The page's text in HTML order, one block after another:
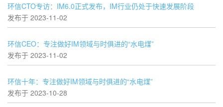
环信CTO专访：IM6.0正式发布，IM行业仍处于快速发展阶段
发布于 2023-11-02
环信CEO：专注做好IM领域与时俱进的“水电煤”
发布于 2023-11-02
环信十年：专注做好IM领域与时俱进的“水电煤”
发布于 2023-10-28